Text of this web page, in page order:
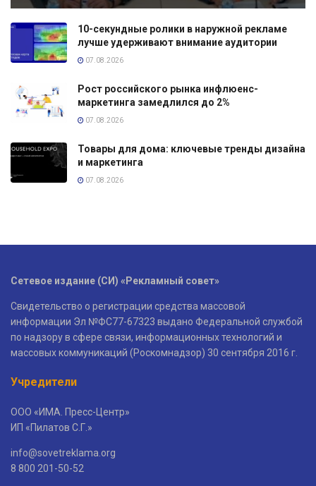
10-секундные ролики в наружной рекламе
лучше удерживают внимание аудитории
07.08.2026
Рост российского рынка инфлюенс-
маркетинга замедлился до 2%
07.08.2026
Товары для дома: ключевые тренды дизайна
и маркетинга
07.08.2026
Сетевое издание (СИ) «Рекламный совет»
Свидетельство о регистрации средства массовой
информации Эл №ФС77-67323 выдано Федеральной службой
по надзору в сфере связи, информационных технологий и
массовых коммуникаций (Роскомнадзор) 30 сентября 2016 г.
Учредители
ООО «ИМА. Пресс-Центр»
ИП «Пилатов С.Г.»
info@sovetreklama.org
8 800 201-50-52